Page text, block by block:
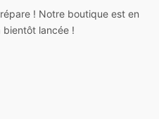
! Notre boutique est en
lancée !